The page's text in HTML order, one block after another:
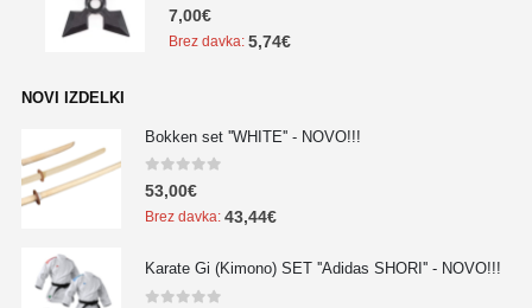
0out of 5
7,00€
Brez davka: 5,74€
NOVI IZDELKI
Bokken set ''WHITE'' - NOVO!!!
0out of 5
53,00€
Brez davka: 43,44€
Karate Gi (Kimono) SET ''Adidas SHORI'' - NOVO!!!